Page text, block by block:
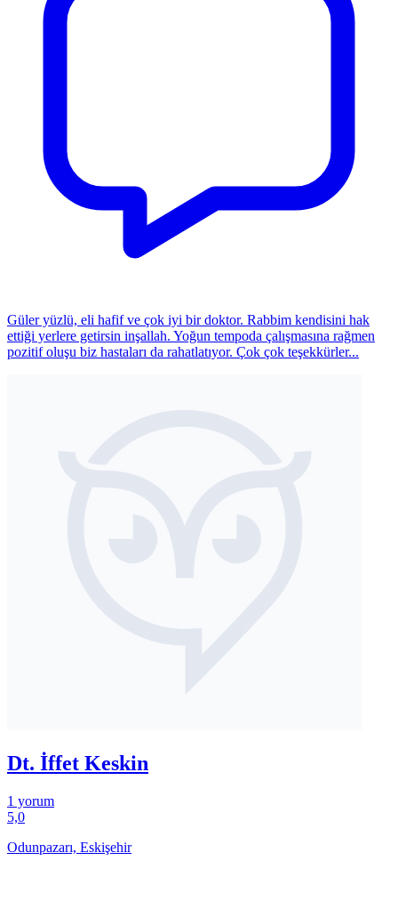
Güler yüzlü, eli hafif ve çok iyi bir doktor. Rabbim kendisini hak
ettiği yerlere getirsin inşallah. Yoğun tempoda çalışmasına rağmen
pozitif oluşu biz hastaları da rahatlatıyor. Çok çok teşekkürler...
Dt. İffet Keskin
1 yorum
5,0
Odunpazarı, Eskişehir